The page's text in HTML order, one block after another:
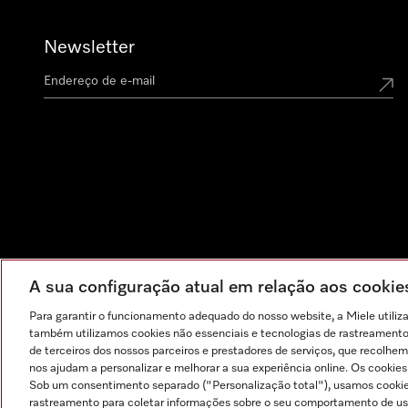
Newsletter
A sua configuração atual em relação aos
Para garantir o funcionamento adequado do nosso website, a Miele
também utilizamos cookies não essenciais e tecnologias de
de terceiros dos nossos parceiros e prestadores de serviços, que
nos ajudam a personalizar e melhorar a sua experiência online. Os
Sob um consentimento separado ("Personalização total"), usamos
rastreamento para coletar informações sobre o seu comportamento de